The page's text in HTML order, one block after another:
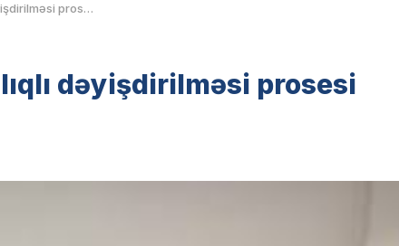
Müəllimlərin iş yerinin qarşılıqlı dəyişdirilməsi prosesi başlayır
dəyişdirilməsi prosesi